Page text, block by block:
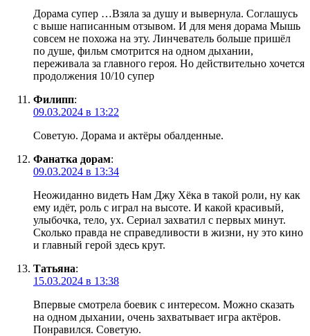
Дорама супер …Взяла за душу и вывернула. Соглашусь
с выше написанным отзывом. И для меня дорама Мышь
совсем не похожа на эту. Линчеватель больше пришёл
по душе, фильм смотрится на одном дыхании,
переживала за главного героя. Но действительно хочется
продолжения 10/10 супер
Филипп:
09.03.2024 в 13:22
Советую. Дорама и актëры обалденные.
Фанатка дорам:
09.03.2024 в 13:34
Неожиданно видеть Нам Джу Хëка в такой роли, ну как
ему идëт, роль с играл на высоте. И какой красивый,
улыбочка, тело, ух. Сериал захватил с первых минут.
Сколько правда не справедливости в жизни, ну это кино
и главный герой здесь крут.
Татьяна:
15.03.2024 в 13:38
Впервые смотрела боевик с интересом. Можно сказать
на одном дыхании, очень захватывает игра актёров.
Понравился. Советую.